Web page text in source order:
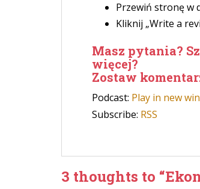
Przewiń stronę w
Kliknij „Write a
Masz pytania?
więcej?
Zostaw
Podcast: Play in new
Subscribe: RSS
3 thoughts to